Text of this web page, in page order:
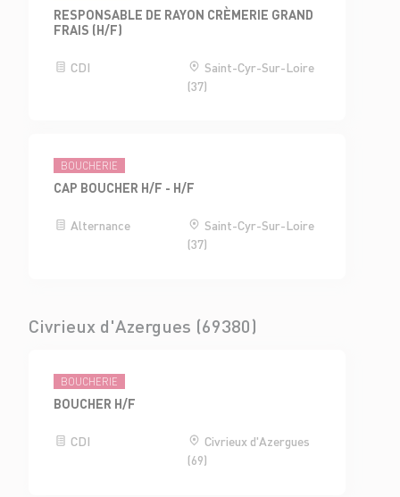
RESPONSABLE DE RAYON CRÈMERIE GRAND
FRAIS (H/F)
CDI
Saint-Cyr-Sur-Loire
(37)
BOUCHERIE
CAP BOUCHER H/F - H/F
Alternance
Saint-Cyr-Sur-Loire
(37)
Civrieux d'Azergues (69380)
BOUCHERIE
BOUCHER H/F
CDI
Civrieux d'Azergues
(69)